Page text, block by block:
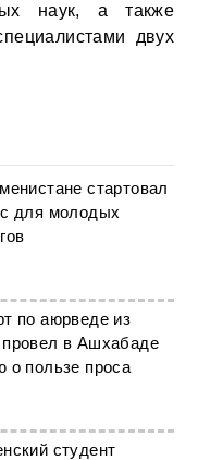
наук, а также
двух
стартовал
для молодых
по аюрведе из
в Ашхабаде
о пользе проса
студент